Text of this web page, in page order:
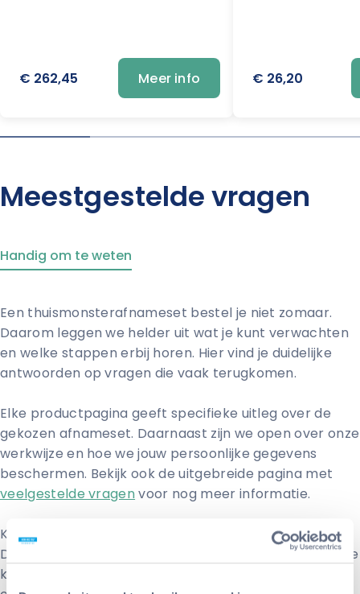
€ 262,45 Meer info € 26,20
Meestgestelde vragen
Handig om te weten
Een thuismonsterafnameset bestel je niet zomaar.
Daarom leggen we helder uit wat je kunt verwachten
en welke stappen erbij horen. Hier vind je duidelijke
antwoorden op vragen die vaak terugkomen.
Elke productpagina geeft specifieke uitleg over de
gekozen afnameset. Daarnaast zijn we open over onze
werkwijze en hoe we jouw persoonlijke gegevens
beschermen. Bekijk ook de uitgebreide pagina met
veelgestelde vragenvoor nog meer informatie.
Kom je er toch niet helemaal uit? How Are You
Diagnostics is bereikbaar per e-mail en telefoon. Onze
klantenservice helpt je graag met praktische vragen